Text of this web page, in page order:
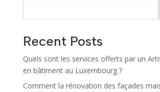
Recent Posts
Quels sont les services offerts par un
en bâtiment au Luxembourg ?
Comment la rénovation des façades